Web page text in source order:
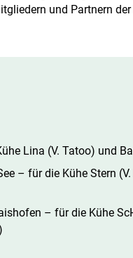
und Partnern
Lina (V. Tatoo) und
– für die Kühe Stern
– für die Kühe